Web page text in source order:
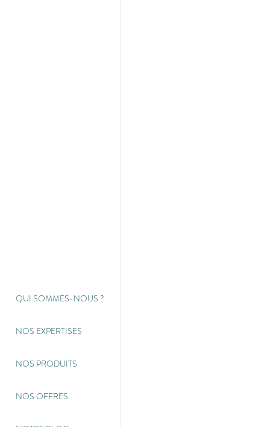
QUI SOMMES-NOUS ?
NOS EXPERTISES
NOS PRODUITS
NOS OFFRES